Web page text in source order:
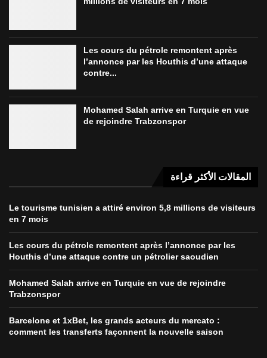
Les cours du pétrole remontent après
l’annonce par les Houthis d’une attaque
contre...
Mohamed Salah arrive en Turquie en vue
de rejoindre Trabzonspor
المقالات الأكثر قراءة
Le tourisme tunisien a attiré environ 5,8 millions de visiteurs
en 7 mois
Les cours du pétrole remontent après l’annonce par les
Houthis d’une attaque contre un pétrolier saoudien
Mohamed Salah arrive en Turquie en vue de rejoindre
Trabzonspor
Barcelone et 1xBet, les grands acteurs du mercato :
comment les transferts façonnent la nouvelle saison